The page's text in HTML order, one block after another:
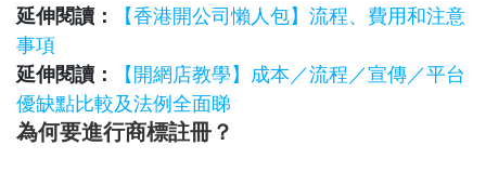
延伸閱讀：
【香港開公司懶人包】流程、費用和注意
事項
延伸閱讀：
【開網店教學】成本／流程／宣傳／平台
優缺點比較及法例全面睇
為何要進行商標註冊？